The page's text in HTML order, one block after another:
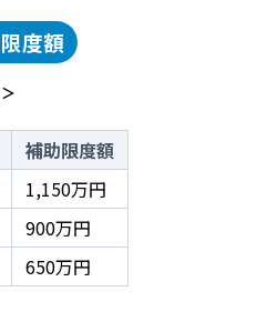
度額
補助限度額
1,150万円
900万円
650万円